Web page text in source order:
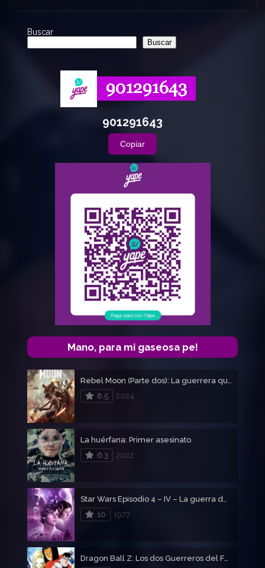
Buscar
Buscar
901291643
Copiar
Mano, para mi gaseosa pe!
Rebel Moon (Parte dos): La guerrera que deja marcas
8.5
2024
La huérfana: Primer asesinato
6.3
2022
Star Wars Episodio 4 – IV – La guerra de las galaxias
10
1977
Dragon Ball Z: Los dos Guerreros del Futuro Gohan y Trunks